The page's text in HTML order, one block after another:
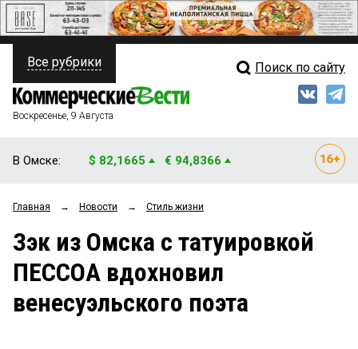
ПОЛИТИКА
ФИНАНСЫ
ОБЩЕСТВО
ЗАКОН
НОВОСТИ КОМПАНИЙ
Свежий выпуск
Рейтинги
Блоги
Архив
Все рубрики Поиск по сайту
Воскресенье, 9 Августа
В Омске: $ 82,1665 € 94,8366
Главная → Новости → Стиль жизни
Зэк из Омска с татуировкой
ПЕССОА вдохновил
венесуэльского поэта